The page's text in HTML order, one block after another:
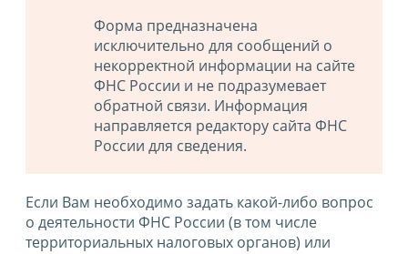
Форма предназначена
исключительно для сообщений о
некорректной информации на сайте
ФНС России и не подразумевает
обратной связи. Информация
направляется редактору сайта ФНС
России для сведения.
Если Вам необходимо задать какой-либо вопрос
о деятельности ФНС России (в том числе
территориальных налоговых органов) или